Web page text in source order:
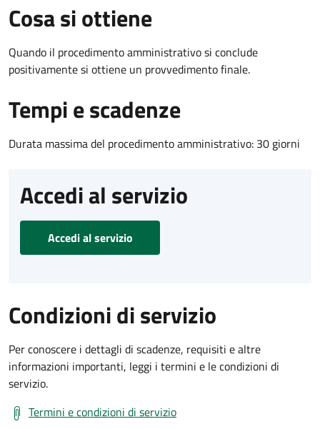
Cosa si ottiene
Quando il procedimento amministrativo si conclude
positivamente si ottiene un provvedimento finale.
Tempi e scadenze
Durata massima del procedimento amministrativo: 30 giorni
Accedi al servizio
Accedi al servizio
Condizioni di servizio
Per conoscere i dettagli di scadenze, requisiti e altre
informazioni importanti, leggi i termini e le condizioni di
servizio.
Termini e condizioni di servizio